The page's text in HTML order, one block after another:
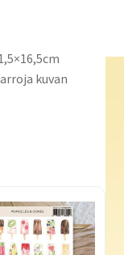
kuvan